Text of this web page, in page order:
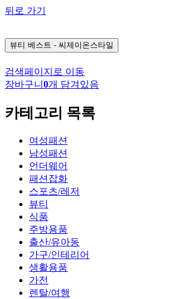
뒤로 가기
뷰티 베스트 - 씨제이온스타일
검색페이지로 이동
장바구니 0개 담겨있음
카테고리 목록
여성패션
남성패션
언더웨어
패션잡화
스포츠/레저
뷰티
식품
주방용품
출산/유아동
가구/인테리어
생활용품
가전
렌탈/여행